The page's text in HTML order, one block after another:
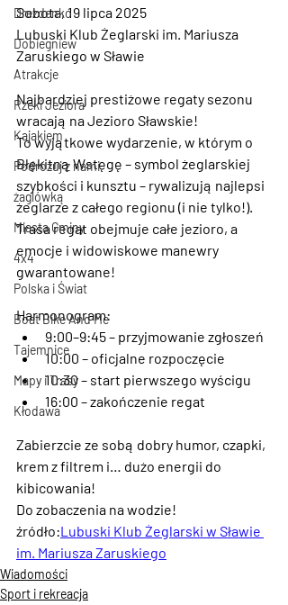
Drezdenko
Dobiegniew
Atrakcje
Rzeki Jeziora
Kajakiem
Podróżuj z nami
żaglówką
Miasta Gminy
4x4
Polska i Świat
Boat Bike And Me
Tajemnice
Mapy i Trasy
Kłodawa
Sobota, 19 lipca 2025
Lubuski Klub Żeglarski im. Mariusza
Zaruskiego w Sławie
Najbardziej prestiżowe regaty sezonu
wracają na Jezioro Sławskie!
To wyjątkowe wydarzenie, w którym o
Błękitną Wstęgę – symbol żeglarskiej
szybkości i kunsztu – rywalizują najlepsi
żeglarze z całego regionu (i nie tylko!).
Trasa regat obejmuje całe jezioro, a
emocje i widowiskowe manewry
gwarantowane!
Harmonogram:
9:00–9:45 – przyjmowanie zgłoszeń
10:00 – oficjalne rozpoczęcie
10:30 – start pierwszego wyścigu
16:00 – zakończenie regat
Zabierzcie ze sobą dobry humor, czapki,
krem z filtrem i… dużo energii do
kibicowania!
Do zobaczenia na wodzie!
źródło:Lubuski Klub Żeglarski w Sławie
im. Mariusza Zaruskiego
Wiadomości
Sport i rekreacja